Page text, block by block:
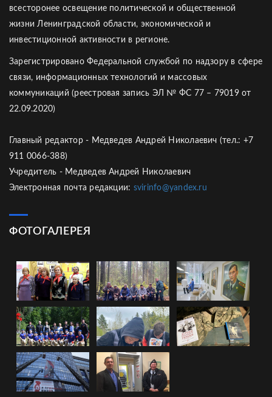
всесторонее освещение политической и общественной
жизни Ленинградской области, экономической и
инвестиционной активности в регионе.
Зарегистрировано Федеральной службой по надзору в сфере
связи, информационных технологий и массовых
коммуникаций (реестровая запись ЭЛ № ФС 77 – 79019 от
22.09.2020)
Главный редактор - Медведев Андрей Николаевич (тел.: +7
911 0066-388)
Учредитель - Медведев Андрей Николаевич
Электронная почта редакции: svirinfo@yandex.ru
ФОТОГАЛЕРЕЯ